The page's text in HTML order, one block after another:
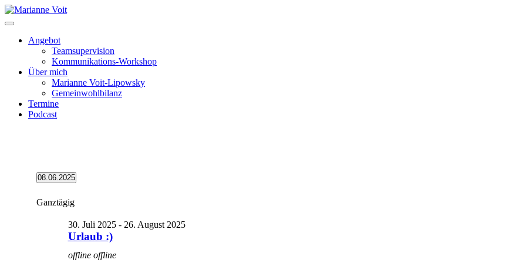
Skip
to
Angebot
Teamsupervision
Kommunikations-Workshop
Über mich
Marianne Voit-Lipowsky
Gemeinwohlbilanz
Termine
Podcast
Veranstaltungen
6.
August
08.06.2025
wählen.
Ganztägig
Urlaub :)
30. Juli 2025- 26. August 2025
offline offline